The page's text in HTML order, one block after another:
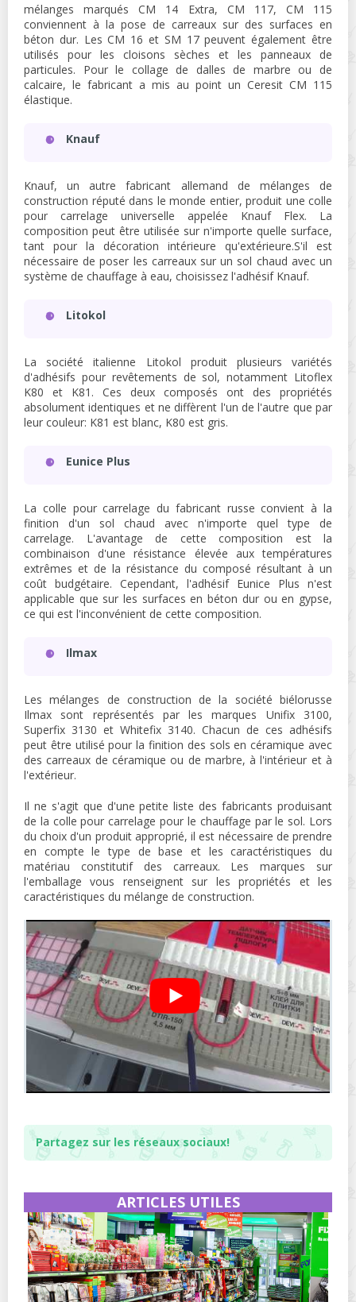
mélanges marqués CM 14 Extra, CM 117, CM 115
conviennent à la pose de carreaux sur des surfaces en
béton dur. Les CM 16 et SM 17 peuvent également être
utilisés pour les cloisons sèches et les panneaux de
particules. Pour le collage de dalles de marbre ou de
calcaire, le fabricant a mis au point un Ceresit CM 115
élastique.
Knauf
Knauf, un autre fabricant allemand de mélanges de
construction réputé dans le monde entier, produit une colle
pour carrelage universelle appelée Knauf Flex. La
composition peut être utilisée sur n'importe quelle surface,
tant pour la décoration intérieure qu'extérieure.S'il est
nécessaire de poser les carreaux sur un sol chaud avec un
système de chauffage à eau, choisissez l'adhésif Knauf.
Litokol
La société italienne Litokol produit plusieurs variétés
d'adhésifs pour revêtements de sol, notamment Litoflex
K80 et K81. Ces deux composés ont des propriétés
absolument identiques et ne diffèrent l'un de l'autre que par
leur couleur: K81 est blanc, K80 est gris.
Eunice Plus
La colle pour carrelage du fabricant russe convient à la
finition d'un sol chaud avec n'importe quel type de
carrelage. L'avantage de cette composition est la
combinaison d'une résistance élevée aux températures
extrêmes et de la résistance du composé résultant à un
coût budgétaire. Cependant, l'adhésif Eunice Plus n'est
applicable que sur les surfaces en béton dur ou en gypse,
ce qui est l'inconvénient de cette composition.
Ilmax
Les mélanges de construction de la société biélorusse
Ilmax sont représentés par les marques Unifix 3100,
Superfix 3130 et Whitefix 3140. Chacun de ces adhésifs
peut être utilisé pour la finition des sols en céramique avec
des carreaux de céramique ou de marbre, à l'intérieur et à
l'extérieur.
Il ne s'agit que d'une petite liste des fabricants produisant
de la colle pour carrelage pour le chauffage par le sol. Lors
du choix d'un produit approprié, il est nécessaire de prendre
en compte le type de base et les caractéristiques du
matériau constitutif des carreaux. Les marques sur
l'emballage vous renseignent sur les propriétés et les
caractéristiques du mélange de construction.
Partagez sur les réseaux sociaux!
ARTICLES UTILES